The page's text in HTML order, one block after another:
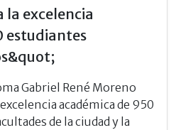
la excelencia
estudiantes
Gabriel René Moreno
académica de 950
de la ciudad y la